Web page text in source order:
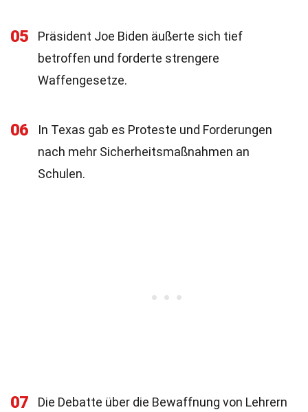
05
Präsident Joe Biden äußerte sich tief
betroffen und forderte strengere
Waffengesetze.
06
In Texas gab es Proteste und Forderungen
nach mehr Sicherheitsmaßnahmen an
Schulen.
07 Die Debatte über die Bewaffnung von Lehrern